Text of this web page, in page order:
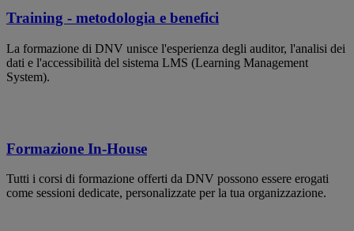
Training - metodologia e benefici
La formazione di DNV unisce l'esperienza degli auditor, l'analisi dei
dati e l'accessibilità del sistema LMS (Learning Management
System).
Formazione In-House
Tutti i corsi di formazione offerti da DNV possono essere erogati
come sessioni dedicate, personalizzate per la tua organizzazione.